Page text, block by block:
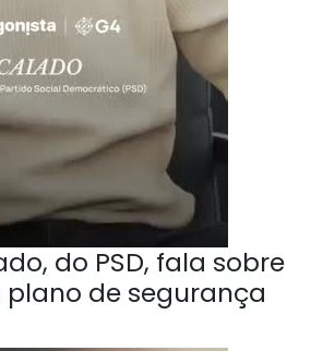
do PSD, fala sobre
plano de segurança